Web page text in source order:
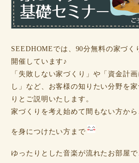
SEEDHOMEでは、90分無料の家づく
開催しています♪
「失敗しない家づくり」や「資金計
し」など、お客様の知りたい分野を
りとご説明いたします。
家づくりを考え始めて間もない方か
を身につけたい方まで
ゆったりとした音楽が流れたお部屋